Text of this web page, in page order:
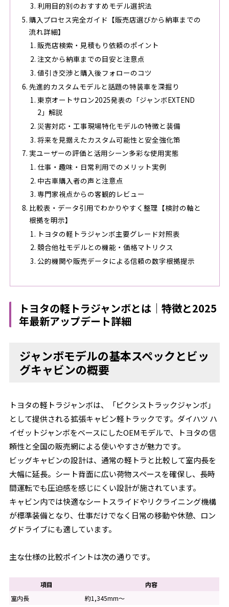
利用目的別のおすすめモデル選択法
購入プロセス完全ガイド【販売店選びから納車までの
流れ詳細】
販売店検索・見積もり依頼のポイント
注文から納車までの目安と注意点
値引き交渉と購入後フォローのコツ
先進的カスタムモデルと話題の特装車を深掘り
東京オートサロン2025発表の「ジャンボEXTEND
2」解説
災害対応・工事現場特化モデルの特徴と装備
将来を見据えたカスタム可能性と安全強化策
実ユーザーの評価と活用シーン多彩な使用実態
仕事・趣味・日常利用でのメリット実例
中古車購入者の声と注意点
専門家視点からの客観的レビュー
比較表・データ引用でわかりやすく整理【検討の軸と
根拠を明示】
トヨタの軽トラジャンボ主要グレード対照表
競合他社モデルとの機能・価格マトリクス
公的機関や販売データによる信頼の数字根拠提示
トヨタの軽トラジャンボとは｜特徴と2025
年最新アップデート詳細
ジャンボモデルの基本スペックとビッ
グキャビンの概要
トヨタの軽トラジャンボは、「ピクシストラックジャンボ」
として提供される拡張キャビン軽トラックです。ダイハツ ハ
イゼットジャンボをベースにしたOEMモデルで、トヨタの信
頼性と全国の販売網による使いやすさが魅力です。
ビッグキャビンの設計は、通常の軽トラと比較して室内長を
大幅に延長。シート背面に広い荷物スペースを確保し、長時
間運転でも圧迫感を感じにくい設計が施されています。
キャビン内では快適なシートスライドやリクライニング機構
が標準装備となり、仕事だけでなく日常の移動や休憩、ロン
グドライブにも適しています。
主な仕様の比較ポイントは次の通りです。
項目
内容
室内長
約1,345mm～